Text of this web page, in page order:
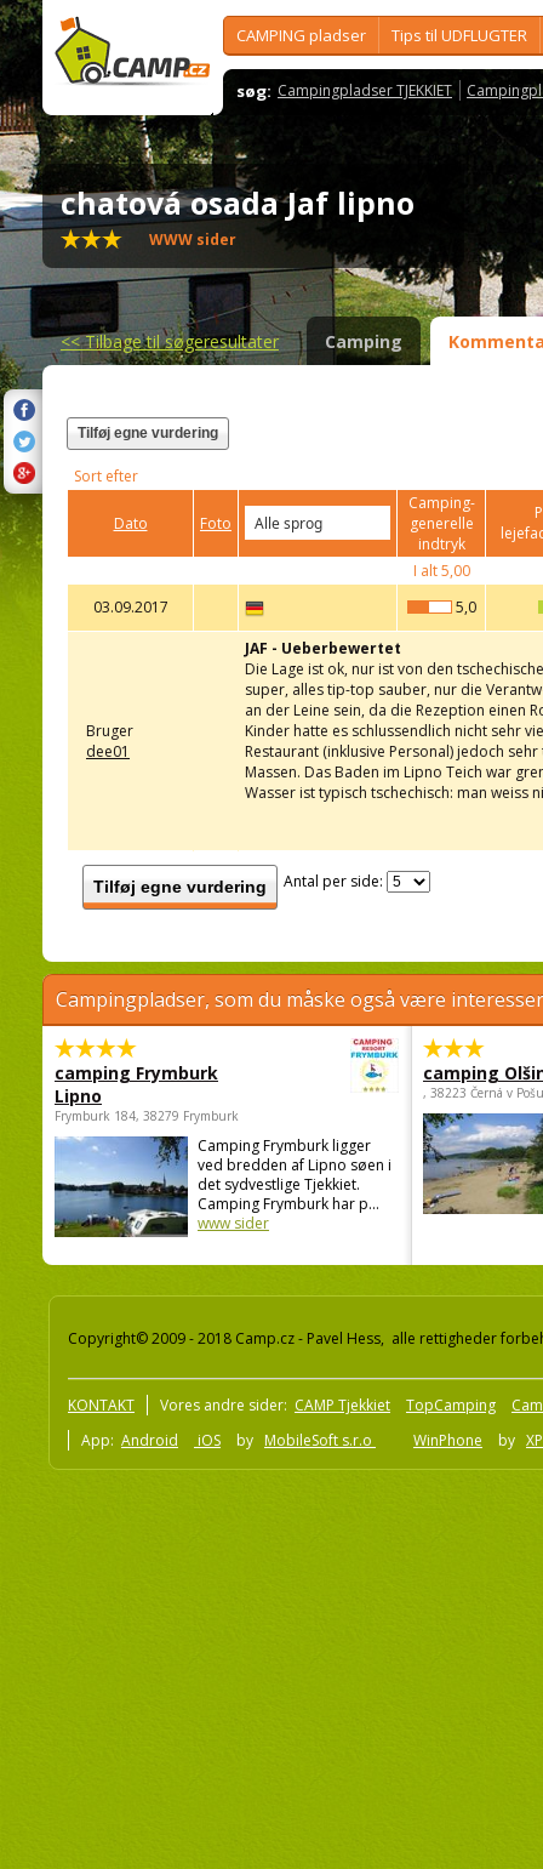
CAMPING pladser Tips til UDFLUGTER
søg: Campingpladser TJEKKIET
chatová osada Jaf lipno
WWW sider
<<Tilbage til søgeresultater Camping
Tilføj egne vurdering
Sort efter
Dato Foto
Camping-
generelle
indtryk
I alt5,00
03.09.2017
5,0
Bruger
dee01
JAF - Ueberbewertet
Die Lage ist ok, nur ist von den
super, alles tip-top sauber, nur die
an der Leine sein, da die Rezeption einen
Kinder hatte es schlussendlich nicht sehr
Restaurant (inklusive Personal) jedoch
Massen. Das Baden im Lipno Teich war
Wasser ist typisch tschechisch: man weiss
Tilføj egne vurdering Antal per side:
Campingpladser, som du måske også være
camping Frymburk
Lipno
Frymburk 184, 38279 Frymburk
Camping Frymburk ligger
ved bredden af Lipno søen i
det sydvestlige Tjekkiet.
Camping Frymburk har p...
www sider
camping
, 38223 Černá v
Copyright© 2009 - 2018 Camp.cz - Pavel Hess, alle rettigheder
KONTAKT Vores andre sider: CAMP Tjekkiet TopCamping
App: Android iOS by MobileSoft s.r.o WinPhone by